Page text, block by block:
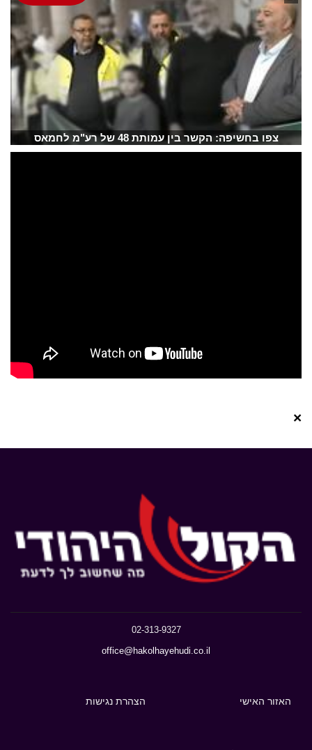
צפו בחשיפה: הקשר בין עמותת 48 של רע"מ לחמאס
×
02-313-9327
office@hakolhayehudi.co.il
האזור האישי הצהרת נגישות